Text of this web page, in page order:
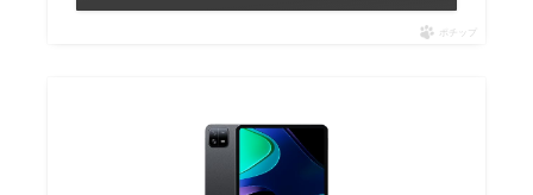
ポチップ